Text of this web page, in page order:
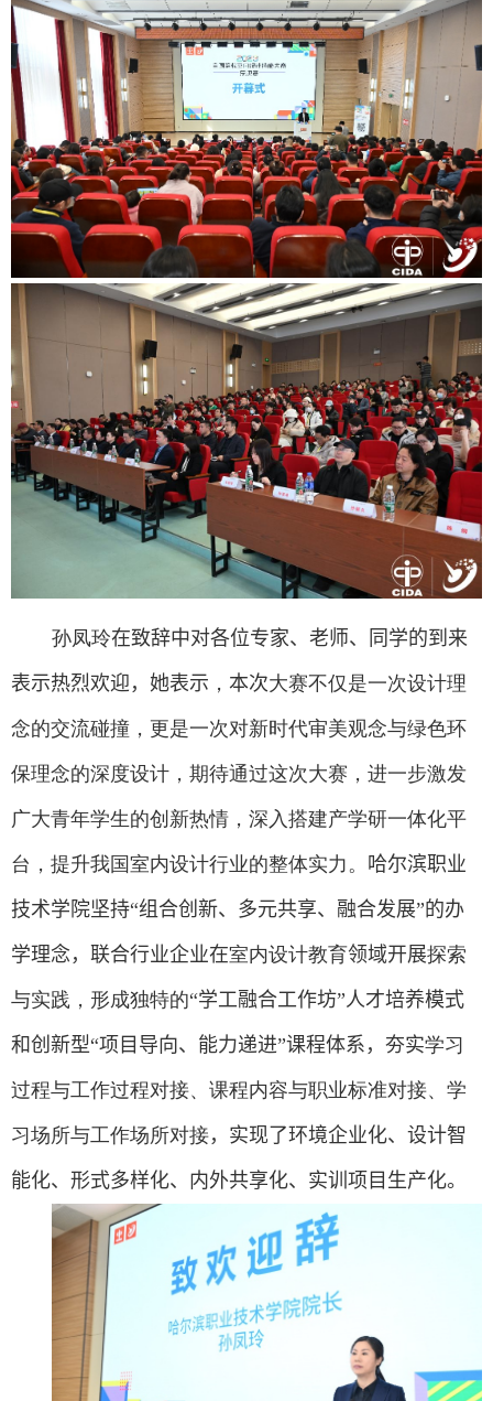
孙凤玲在致辞中对各位专家、老师、同学的到来
表示热烈欢迎，她表示 ， 本次大赛不仅是一次设计理
念的交流碰撞，更是一次对新时代审美观念与绿色环
保理念的深度设计，期待通过这次大赛，进一步激发
广大青年学生的创新热情，深入搭建产学研一体化平
台，提升我国室内设计行业的整体实力。 哈尔滨职业
技术学院坚持“组合创新、多元共享、融合发展”的办
学理念，联合行业企业在室内设计教育领域开展探索
与实践，形成独特的“学工融合工作坊”人才培养模式
和创新型“项目导向、能力递进”课程体系， 夯实学习
过程与工作过程对接、课程内容与职业标准对接、学
习场所与工作场所对接， 实现了环境企业化、设计智
能化、形式多样化、内外共享化、实训项目生产化。